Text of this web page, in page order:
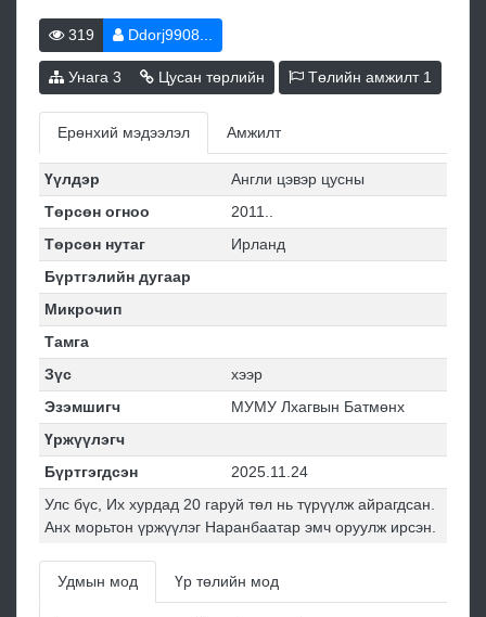
319 Ddorj9908...
Унага 3 Цусан төрлийн Төлийн амжилт 1
Ерөнхий мэдээлэл Амжилт
Үүлдэр
Англи цэвэр цусны
Төрсөн огноо
2011..
Төрсөн нутаг
Ирланд
Бүртгэлийн дугаар
Микрочип
Тамга
Зүс
хээр
Эзэмшигч
МУМУ Лхагвын Батмөнх
Үржүүлэгч
Бүртгэгдсэн
2025.11.24
Улс бүс, Их хурдад 20 гаруй төл нь түрүүлж айрагдсан.
Анх морьтон үржүүлэг Наранбаатар эмч оруулж ирсэн.
Удмын мод Үр төлийн мод